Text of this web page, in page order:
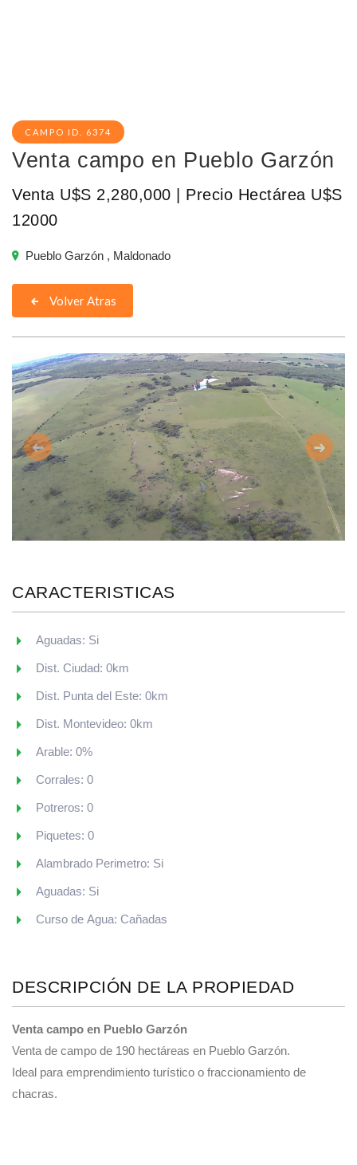
CAMPO ID. 6374
Venta campo en Pueblo Garzón
Venta U$S 2,280,000 | Precio Hectárea U$S
12000
Pueblo Garzón , Maldonado
Volver Atras
Anterior
CARACTERISTICAS
Aguadas: Si
Dist. Ciudad: 0km
Dist. Punta del Este: 0km
Dist. Montevideo: 0km
Arable: 0%
Corrales: 0
Potreros: 0
Piquetes: 0
Alambrado Perimetro: Si
Aguadas: Si
Curso de Agua: Cañadas
DESCRIPCIÓN DE LA PROPIEDAD
Venta campo en Pueblo Garzón
Venta de campo de 190 hectáreas en Pueblo Garzón.
Ideal para emprendimiento turístico o fraccionamiento de
chacras.